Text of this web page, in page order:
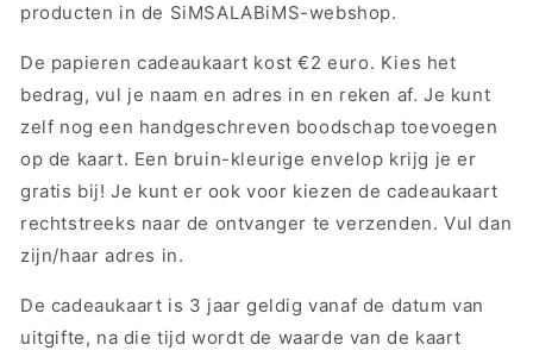
producten in de SiMSALABiMS-webshop.
De papieren cadeaukaart kost €2 euro. Kies het
bedrag, vul je naam en adres in en reken af. Je kunt
zelf nog een handgeschreven boodschap toevoegen
op de kaart. Een bruin-kleurige envelop krijg je er
gratis bij! Je kunt er ook voor kiezen de cadeaukaart
rechtstreeks naar de ontvanger te verzenden. Vul dan
zijn/haar adres in.
De cadeaukaart is 3 jaar geldig vanaf de datum van
uitgifte, na die tijd wordt de waarde van de kaart